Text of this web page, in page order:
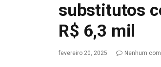
substitutos
R$ 6,3 mil
fevereiro 20, 2025 Nenhum